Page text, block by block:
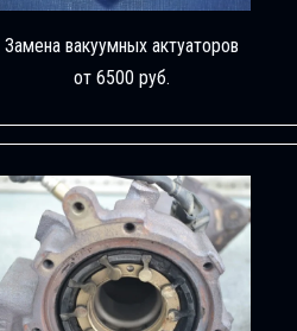
Замена вакуумных актуаторов
от 6500 руб.